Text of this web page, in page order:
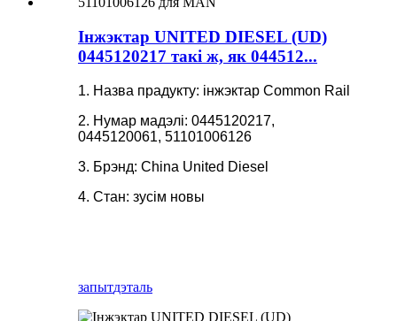
Інжэктар UNITED DIESEL (UD)
0445120217 такі ж, як 044512...
1. Назва прадукту: інжэктар Common Rail
2. Нумар мадэлі: 0445120217,
0445120061, 51101006126
3. Брэнд: China United Diesel
4. Стан: зусім новы
запытдэталь